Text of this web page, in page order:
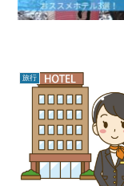
旅行